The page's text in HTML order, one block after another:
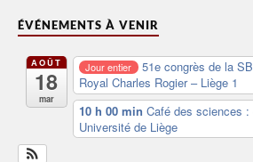
ÉVÉNEMENTS À VENIR
AOÛT
18
mar
Jour entier 51e congrès de la
Royal Charles Rogier – Liège 1
10 h 00 min Café des sciences
Université de Liège